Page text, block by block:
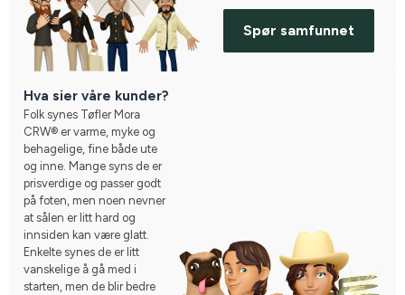
Spør samfunnet
Hva sier våre kunder?
Folk synes Tøfler Mora
CRW® er varme, myke og
behagelige, fine både ute
og inne. Mange syns de er
prisverdige og passer godt
på foten, men noen nevner
at sålen er litt hard og
innsiden kan være glatt.
Enkelte synes de er litt
vanskelige å gå med i
starten, men de blir bedre